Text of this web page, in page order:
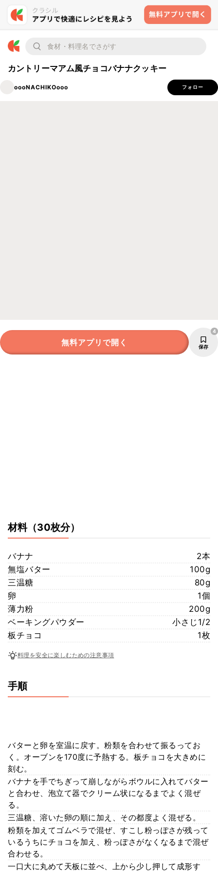
カントリーマアム風チョコバナナクッキー
oooNACHIKOooo フォロー
無料アプリで開く 保存
4
材料（30枚分）
バナナ
2本
無塩バター
100g
三温糖
80g
卵
1個
薄力粉
200g
ベーキングパウダー
小さじ1/2
板チョコ
1枚
料理を安全に楽しむための注意事項
手順
バターと卵を室温に戻す。粉類を合わせて振るってお
く。オーブンを170度に予熱する。板チョコを大きめに
刻む。
バナナを手でちぎって崩しながらボウルに入れてバター
と合わせ、泡立て器でクリーム状になるまでよく混ぜ
る。
三温糖、溶いた卵の順に加え、その都度よく混ぜる。
粉類を加えてゴムベラで混ぜ、すこし粉っぽさが残って
いるうちにチョコを加え、粉っぽさがなくなるまで混ぜ
合わせる。
一口大に丸めて天板に並べ、上から少し押して成形す